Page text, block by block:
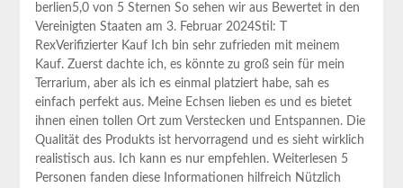
berlien5,0 ⁢von 5 Sternen So ⁤sehen wir aus ‌Bewertet in den⁤
Vereinigten Staaten am 3. Februar ​2024Stil: T
RexVerifizierter Kauf Ich bin sehr zufrieden mit meinem
Kauf. Zuerst ​dachte ich, ‍es⁣ könnte zu groß sein für mein
Terrarium, aber als ich es‌ einmal platziert habe, sah es
einfach perfekt aus. Meine Echsen lieben⁤ es und es bietet
ihnen einen tollen Ort zum Verstecken und Entspannen. ⁢Die
Qualität⁤ des Produkts ist hervorragend und es sieht wirklich
realistisch aus. Ich kann ⁤es nur empfehlen. Weiterlesen 5
Personen fanden diese Informationen hilfreich Nützlich